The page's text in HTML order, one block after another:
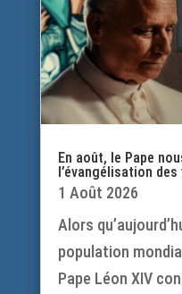
En août, le Pape
l’évangélisation des
1 Août 2026
Alors
population
Pape Léon XIV